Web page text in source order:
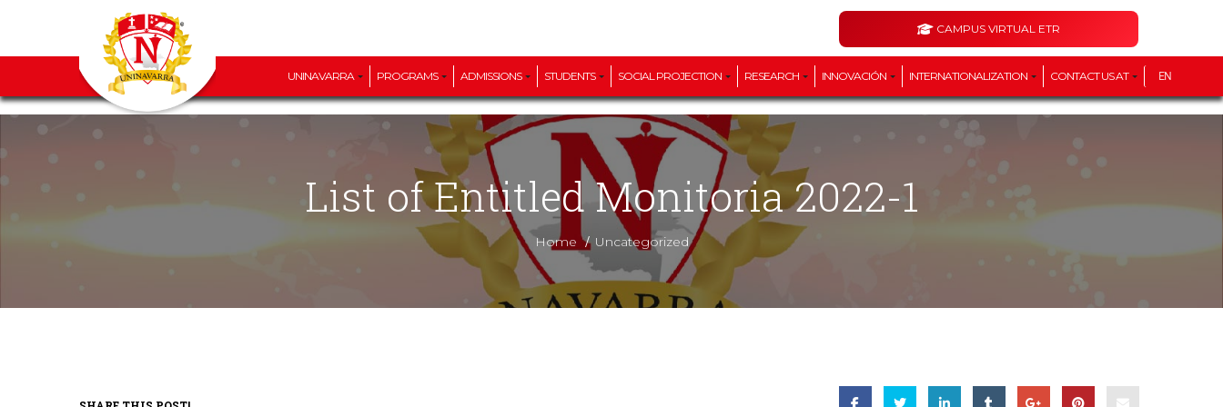
CAMPUS VIRTUAL ETR
UNINAVARRA PROGRAMS ADMISSIONS STUDENTS SOCIAL PROJECTION RESEARCH INNOVACIÓN INTERNATIONALIZATION CONTACT US AT EN
List of Entitled Monitoria 2022-1
Home / Uncategorized